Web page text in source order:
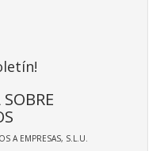
A EMPRESAS, S.L.U.